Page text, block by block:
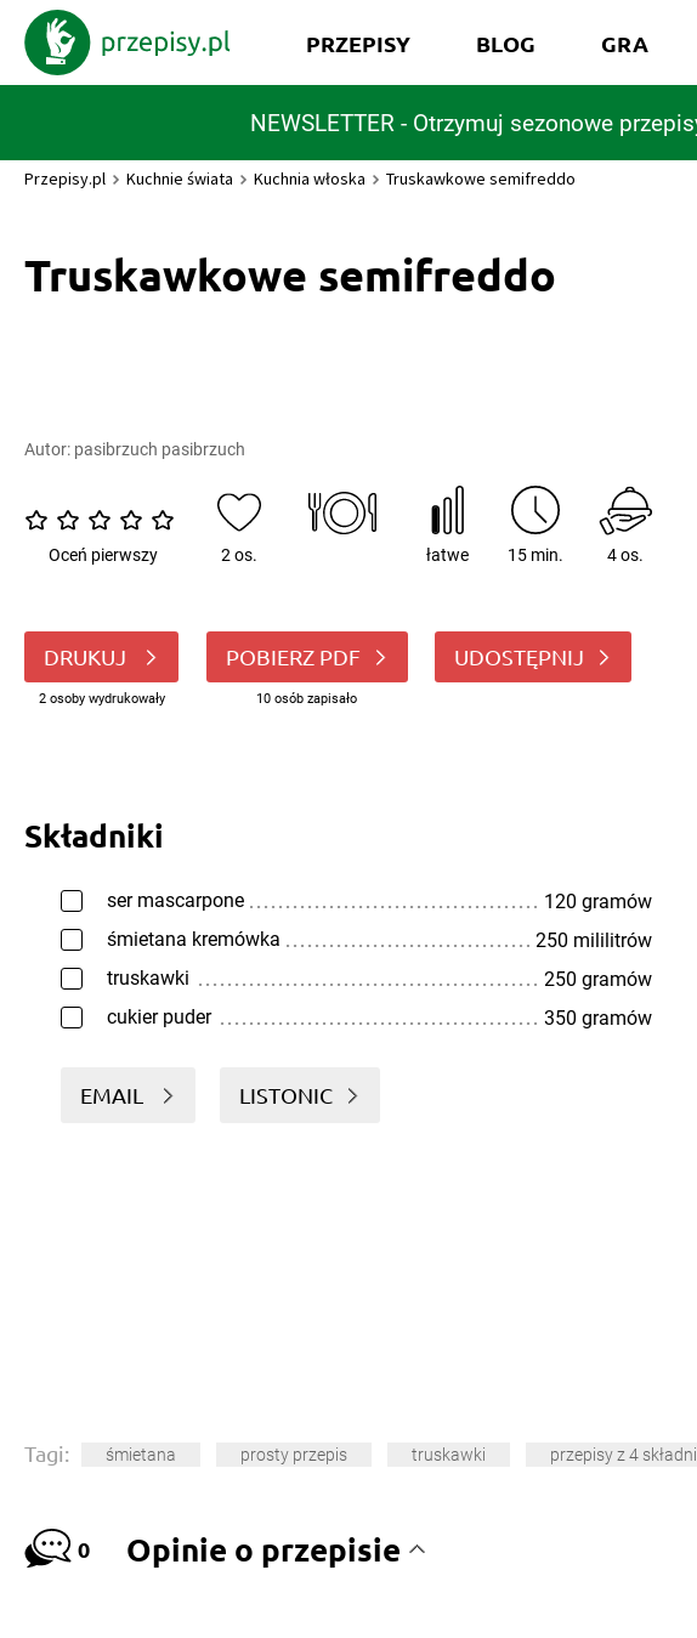
NEWSLETTER - Otrzymuj sezonowe
PRZEPISY BLOG GRA
Przepisy.pl Kuchnie świata Kuchnia włoska Truskawkowe semifreddo
Truskawkowe semifreddo
Autor: pasibrzuch pasibrzuch
Oceń pierwszy 2 os. łatwe 15 min. 4 os.
DRUKUJ
2 osoby wydrukowały
POBIERZ PDF
10 osób zapisało
UDOSTĘPNIJ
Składniki
ser mascarpone
120 gramów
śmietana kremówka
250 mililitrów
truskawki
250 gramów
cukier puder
350 gramów
EMAIL LISTONIC
Tagi: śmietana prosty przepis truskawki przepisy z 4
0 Opinie o przepisie